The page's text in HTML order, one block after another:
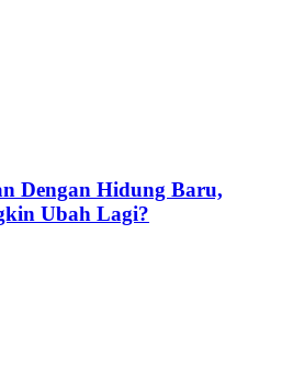
Dengan Hidung Baru,
Ubah Lagi?